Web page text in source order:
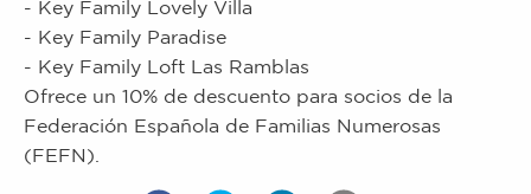
- Key Family Lovely Villa
- Key Family Paradise
- Key Family Loft Las Ramblas
Ofrece un 10% de descuento para socios de la
Federación Española de Familias Numerosas
(FEFN).